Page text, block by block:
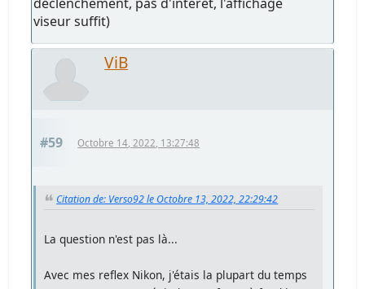
viseur suffit)
ViB
#59 Octobre 14, 2022, 13:27:48
Citation de: Verso92 le Octobre 13, 2022, 22:29:42
La question n'est pas là...
Avec mes reflex Nikon, j'étais la plupart du temps